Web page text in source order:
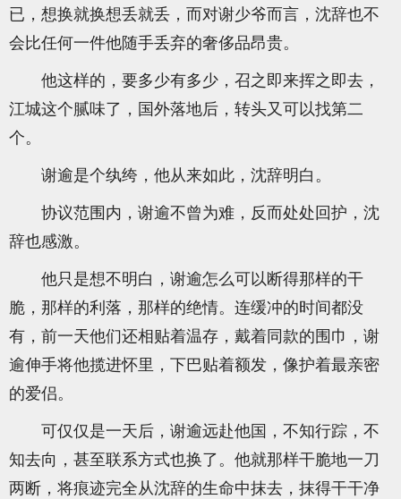
已，想换就换想丢就丢，而对谢少爷而言，沈辞也不
会比任何一件他随手丢弃的奢侈品昂贵。
他这样的，要多少有多少，召之即来挥之即去，
江城这个腻味了，国外落地后，转头又可以找第二
个。
谢逾是个纨绔，他从来如此，沈辞明白。
协议范围内，谢逾不曾为难，反而处处回护，沈
辞也感激。
他只是想不明白，谢逾怎么可以断得那样的干
脆，那样的利落，那样的绝情。连缓冲的时间都没
有，前一天他们还相贴着温存，戴着同款的围巾，谢
逾伸手将他揽进怀里，下巴贴着额发，像护着最亲密
的爱侣。
可仅仅是一天后，谢逾远赴他国，不知行踪，不
知去向，甚至联系方式也换了。他就那样干脆地一刀
两断，将痕迹完全从沈辞的生命中抹去，抹得干干净